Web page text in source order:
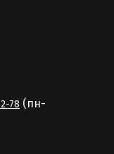
78 (пн-